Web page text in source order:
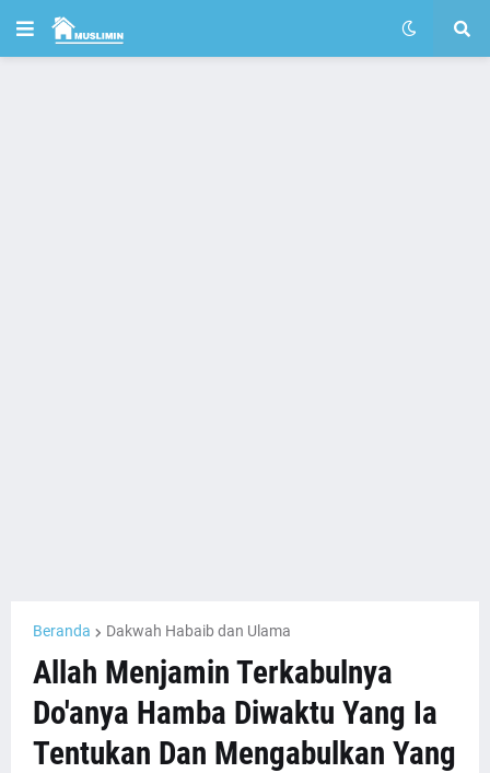
Beranda Dakwah Habaib dan Ulama
Allah Menjamin Terkabulnya
Do'anya Hamba Diwaktu Yang Ia
Tentukan Dan Mengabulkan Yang